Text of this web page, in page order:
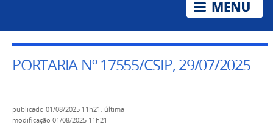
PORTARIA Nº 17555/CSIP, 29/07/2025
publicado 01/08/2025 11h21, última
modificação 01/08/2025 11h21